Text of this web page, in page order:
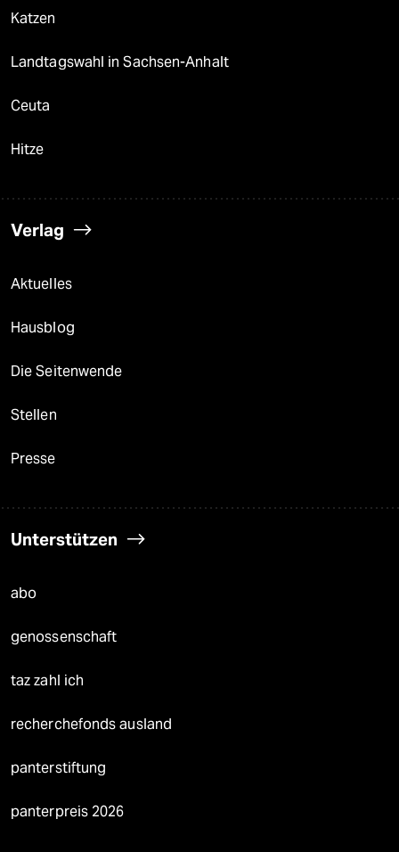
Katzen
Landtagswahl in Sachsen-Anhalt
Ceuta
Hitze
Verlag
Aktuelles
Hausblog
Die Seitenwende
Stellen
Presse
Unterstützen
abo
genossenschaft
taz zahl ich
recherchefonds ausland
panterstiftung
panterpreis 2026